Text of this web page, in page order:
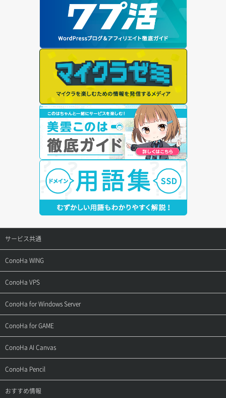
サービス共通
サポートトップ
ご契約・お支払い
用語集
お問い合わせ
ConoHa WING
サポートトップ
ご利用ガイド
お乗り換えガイド
よくある質問
ConoHa VPS
サポートトップ
ご利用ガイド
APIドキュメントVPS2.0
APIドキュメントVPS3.0
ConoHa for Windows Server
サポートトップ
ご利用ガイド
APIドキュメントVPS2.0
ConoHa for GAME
サポートトップ
ご利用ガイド
ConoHa AI Canvas
サポートトップ
ご利用ガイド
ConoHa Pencil
サポートトップ
おすすめ情報